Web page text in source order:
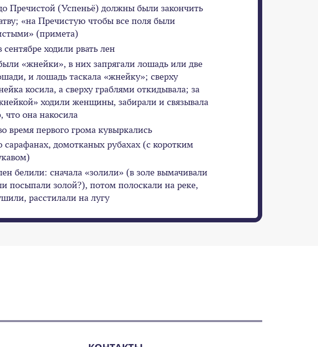
Пречистой (Успеньё) должны были закончить
«на Пречистую чтобы все поля были
(примета)
сентябре ходили рвать лен
«жнейки», в них запрягали лошадь или две
и лошадь таскала «жнейку»; сверху
косила, а сверху граблями откидывала; за
ходили женщины, забирали и связывала
что она накосила
время первого грома кувыркались
сарафанах, домотканых рубахах (с коротким
белили: сначала «золили» (в золе вымачивали
посыпали золой?), потом полоскали на реке,
расстилали на лугу